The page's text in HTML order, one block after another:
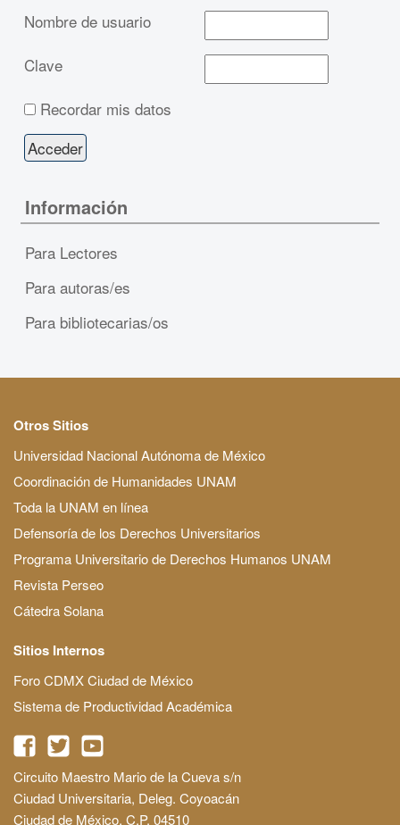
Nombre de usuario
Clave
Recordar mis datos
Información
Para Lectores
Para autoras/es
Para bibliotecarias/os
Otros Sitios
Universidad Nacional Autónoma de México
Coordinación de Humanidades UNAM
Toda la UNAM en línea
Defensoría de los Derechos Universitarios
Programa Universitario de Derechos Humanos UNAM
Revista Perseo
Cátedra Solana
Sitios Internos
Foro CDMX Ciudad de México
Sistema de Productividad Académica
Circuito Maestro Mario de la Cueva s/n
Ciudad Universitaria, Deleg. Coyoacán
Ciudad de México, C.P. 04510